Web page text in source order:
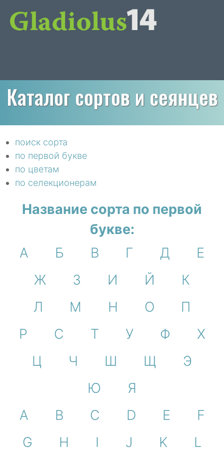
Каталог сортов и сеянцев
поиск сорта
по первой букве
по цветам
по селекционерам
Название сорта по первой
букве:
А
Б В Г Д
Е
Ж
З И Й
К
Л
М Н О
П
Р
С Т У Ф
Х
Ц
Ч Ш Щ
Э
Ю
Я
A
B C D E
F
G
H I J K
L